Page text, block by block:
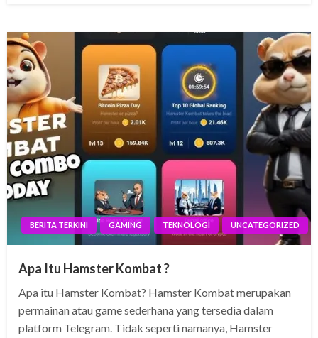
BERITA TERKINI GAMING TEKNOLOGI UNCATEGORIZED
Apa Itu Hamster Kombat ?
Apa itu Hamster Kombat? Hamster Kombat merupakan
permainan atau game sederhana yang tersedia dalam
platform Telegram. Tidak seperti namanya, Hamster